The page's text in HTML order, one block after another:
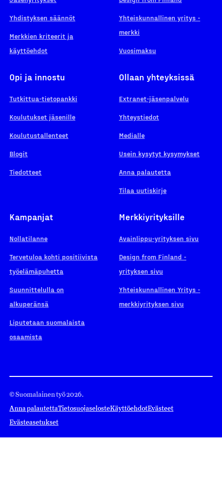
Yhdistyksen säännöt
Merkkien kriteerit ja
käyttöehdot
Yhteiskunnallinen yritys -
merkki
Vuosimaksu
Opi ja innostu
Tutkittua-tietopankki
Koulutukset jäsenille
Koulutustallenteet
Blogit
Tiedotteet
Ollaan yhteyksissä
Extranet-jäsenpalvelu
Yhteystiedot
Medialle
Usein kysytyt kysymykset
Anna palautetta
Tilaa uutiskirje
Kampanjat
Nollatilanne
Tervetuloa kohti positiivista
työelämäpuhetta
Suunnittelulla on
alkuperänsä
Liputetaan suomalaista
osaamista
Merkkiyrityksille
Avainlippu-yrityksen sivu
Design from Finland -
yrityksen sivu
Yhteiskunnallinen Yritys -
merkkiyrityksen sivu
© Suomalainen työ 2026.
Anna palautettaTietosuojaselosteKäyttöehdotEvästeet
Evästeasetukset